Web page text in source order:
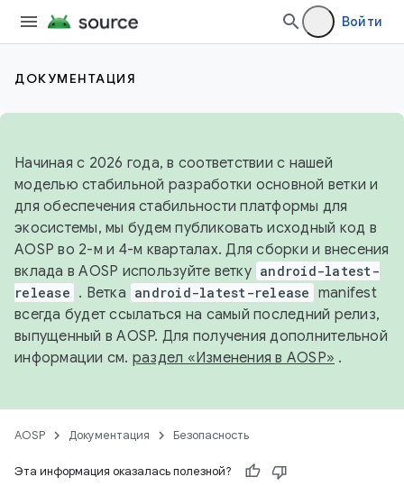
Войти
ДОКУМЕНТАЦИЯ
Начиная с 2026 года, в соответствии с нашей
моделью стабильной разработки основной ветки и
для обеспечения стабильности платформы для
экосистемы, мы будем публиковать исходный код в
AOSP во 2-м и 4-м кварталах. Для сборки и внесения
вклада в AOSP используйте ветку android-latest-
release . Ветка android-latest-release manifest
всегда будет ссылаться на самый последний релиз,
выпущенный в AOSP. Для получения дополнительной
информации см. раздел «Изменения в AOSP» .
AOSP Документация Безопасность
Эта информация оказалась полезной?